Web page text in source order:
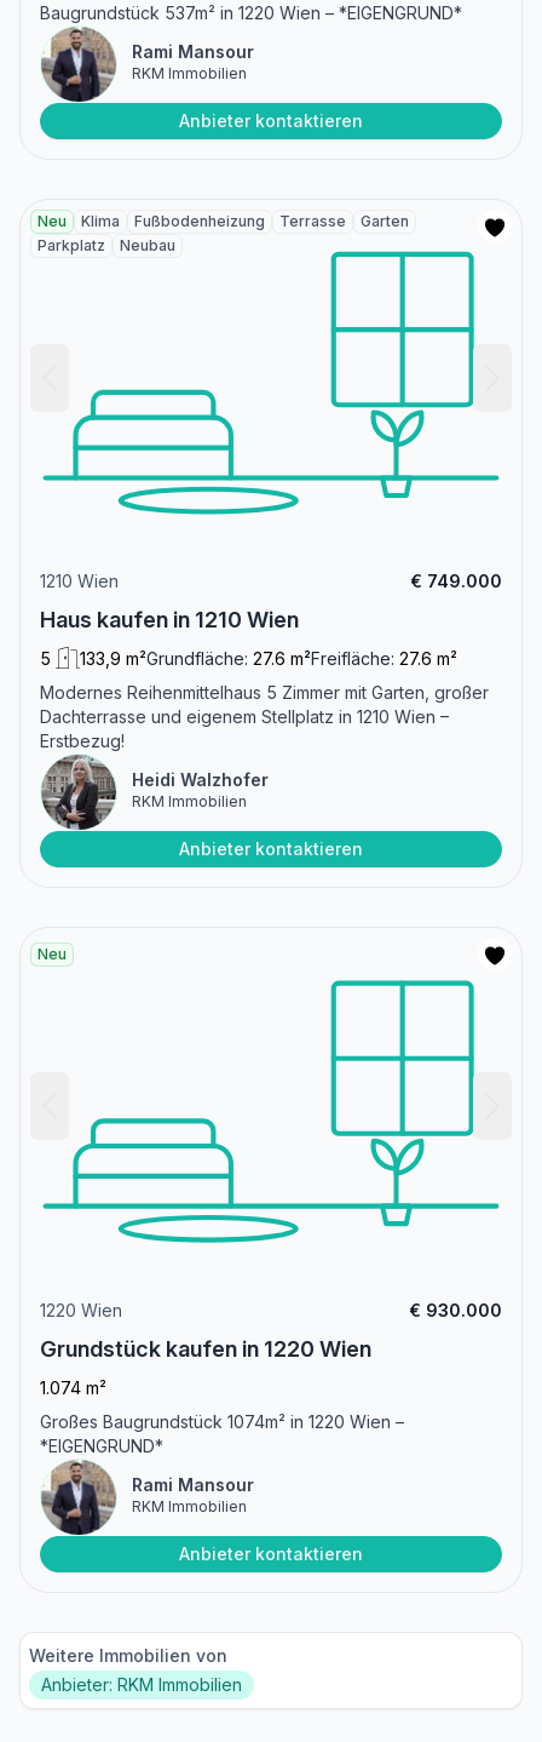
Baugrundstück 537m² in 1220 Wien – *EIGENGRUND*
Rami Mansour
RKM Immobilien
Anbieter kontaktieren
Neu Klima Fußbodenheizung Terrasse
Garten
Parkplatz
Neubau
1210 Wien € 749.000
Haus kaufen in 1210 Wien
5 133,9 m²Grundfläche: 27.6 m²Freifläche: 27.6 m²
Modernes Reihenmittelhaus 5 Zimmer mit Garten, großer
Dachterrasse und eigenem Stellplatz in 1210 Wien –
Erstbezug!
Heidi Walzhofer
RKM Immobilien
Anbieter kontaktieren
Neu
1220 Wien € 930.000
Grundstück kaufen in 1220 Wien
1.074 m²
Großes Baugrundstück 1074m² in 1220 Wien –
*EIGENGRUND*
Rami Mansour
RKM Immobilien
Anbieter kontaktieren
Weitere Immobilien von
Anbieter: RKM Immobilien